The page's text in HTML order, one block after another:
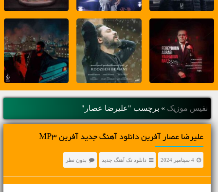
نفیس موزیک » برچسب "علیرضا عصار"
علیرضا عصار آفرین دانلود آهنگ جدید آفرین MP3
4 سپتامبر 2024 دانلود تک آهنگ جدید بدون نظر